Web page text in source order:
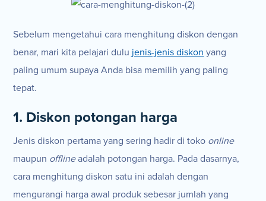
Sebelum mengetahui cara menghitung diskon dengan
benar, mari kita pelajari dulu jenis-jenis diskon yang
paling umum supaya Anda bisa memilih yang paling
tepat.
1. Diskon potongan harga
Jenis diskon pertama yang sering hadir di toko online
maupun offlineadalah potongan harga. Pada dasarnya,
cara menghitung diskon satu ini adalah dengan
mengurangi harga awal produk sebesar jumlah yang